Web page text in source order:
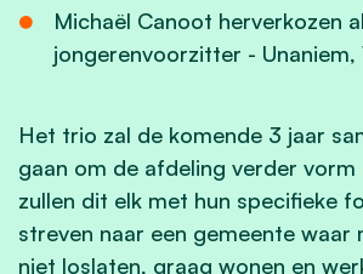
Michaël Canoot herverkozen
jongerenvoorzitter - Unaniem,
Het trio zal de komende 3 jaar
gaan om de afdeling verder vorm
zullen dit elk met hun specifieke
streven naar een gemeente waar
niet loslaten, graag wonen en